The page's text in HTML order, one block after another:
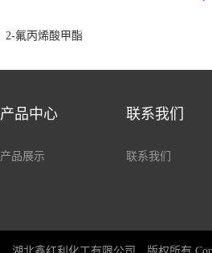
2-氟丙烯酸甲酯
产品中心
产品展示
联系我们
联系我们